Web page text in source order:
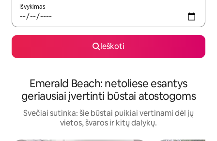
Išvykimas
Ieškoti
Emerald Beach: netoliese esantys
geriausiai įvertinti būstai atostogoms
Svečiai sutinka: šie būstai puikiai vertinami dėl jų
vietos, švaros ir kitų dalykų.